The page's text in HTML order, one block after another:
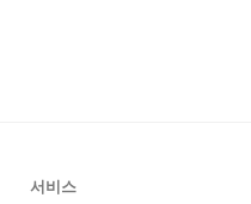
서비스